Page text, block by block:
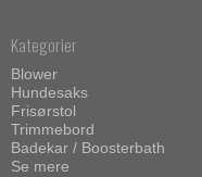
Kategorier
Blower
Hundesaks
Frisørstol
Trimmebord
Badekar / Boosterbath
Se mere